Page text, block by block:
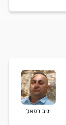
יניב רפאל